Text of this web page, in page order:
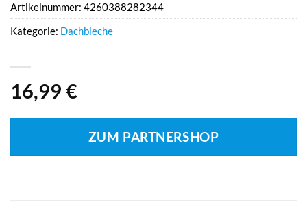
16,99 €
ZUM PARTNERSHOP
Artikelnummer: 4260388282344
Kategorie: Dachbleche